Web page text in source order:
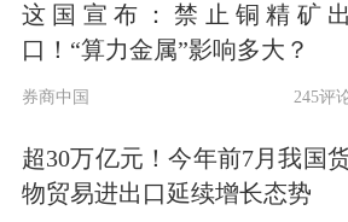
2022年，平安实现归属
营运利润1483.65亿
1074.32亿元；归属于
这国宣布：禁止铜精矿出
口！“算力金属”影响多大？
券商中国 245评
超30万亿元！今年前7月我国
物贸易进出口延续增长态势